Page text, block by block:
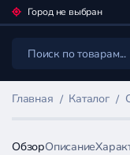
Город не выбран
Каталог
Главная Каталог
ОбзорОписание